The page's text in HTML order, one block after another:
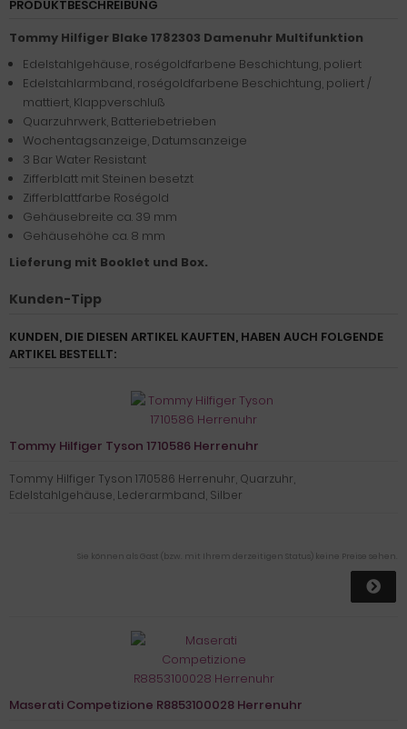
PRODUKTBESCHREIBUNG
Tommy Hilfiger Blake 1782303 Damenuhr Multifunktion
Edelstahlgehäuse, roségoldfarbene Beschichtung, poliert
Edelstahlarmband, roségoldfarbene Beschichtung, poliert /
mattiert, Klappverschluß
Quarzuhrwerk, Batteriebetrieben
Wochentagsanzeige, Datumsanzeige
3 Bar Water Resistant
Zifferblatt mit Steinen besetzt
Zifferblattfarbe Roségold
Gehäusebreite ca. 39 mm
Gehäusehöhe ca. 8 mm
Lieferung mit Booklet und Box.
Kunden-Tipp
KUNDEN, DIE DIESEN ARTIKEL KAUFTEN, HABEN AUCH FOLGENDE
ARTIKEL BESTELLT:
Tommy Hilfiger Tyson 1710586 Herrenuhr
Tommy Hilfiger Tyson 1710586 Herrenuhr, Quarzuhr,
Edelstahlgehäuse, Lederarmband, Silber
Sie können als Gast (bzw. mit Ihrem derzeitigen Status) keine Preise sehen.
Maserati Competizione R8853100028 Herrenuhr